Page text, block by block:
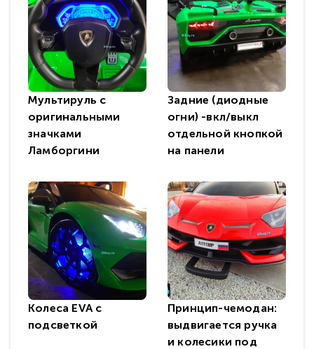
Мультируль с
оригинальными
значками
Ламборгини
Задние (диодные
огни) -вкл/выкл
отдельной кнопкой
на панели
Колеса EVA с
подсветкой
Принцип-чемодан:
выдвигается ручка
и колесики под